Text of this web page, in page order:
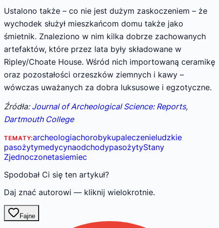
Ustalono także – co nie jest dużym zaskoczeniem – że
wychodek służył mieszkańcom domu także jako
śmietnik. Znaleziono w nim kilka dobrze zachowanych
artefaktów, które przez lata były składowane w
Ripley/Choate House. Wśród nich importowaną ceramikę
oraz pozostałości orzeszków ziemnych i kawy –
wówczas uważanych za dobra luksusowe i egzotyczne.
Źródła: Journal of Archeological Science: Reports,
Dartmouth College
TEMATY:archeologiachorobykupaleczenieludzkie
pasożytymedycynaodchodypasożytyStany
Zjednoczonetasiemiec
Spodobał Ci się ten artykuł?
Daj znać autorowi — kliknij wielokrotnie.
Fajne